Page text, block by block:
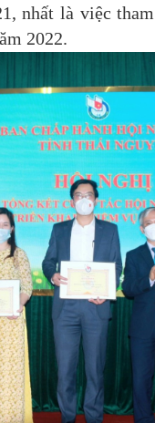
nhất là việc
2022.